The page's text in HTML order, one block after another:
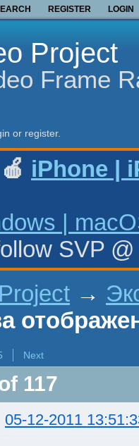
REGISTER LOGIN
Project
Frame
or register.
iPhone |
|
SVP
→
Next
117
05-12-2011